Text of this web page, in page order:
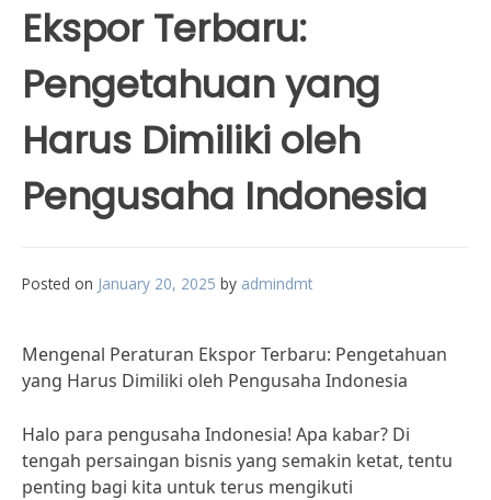
Ekspor Terbaru:
Pengetahuan yang
Harus Dimiliki oleh
Pengusaha Indonesia
Posted on January 20, 2025 by admindmt
Mengenal Peraturan Ekspor Terbaru: Pengetahuan
yang Harus Dimiliki oleh Pengusaha Indonesia
Halo para pengusaha Indonesia! Apa kabar? Di
tengah persaingan bisnis yang semakin ketat, tentu
penting bagi kita untuk terus mengikuti